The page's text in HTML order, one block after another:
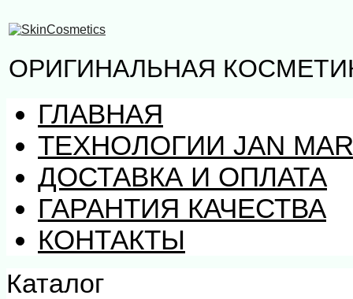
ОРИГИНАЛЬНАЯ
ГЛАВНАЯ
ТЕХНОЛОГИИ JAN
ДОСТАВКА И ОПЛАТА
ГАРАНТИЯ КАЧЕСТВА
КОНТАКТЫ
Каталог